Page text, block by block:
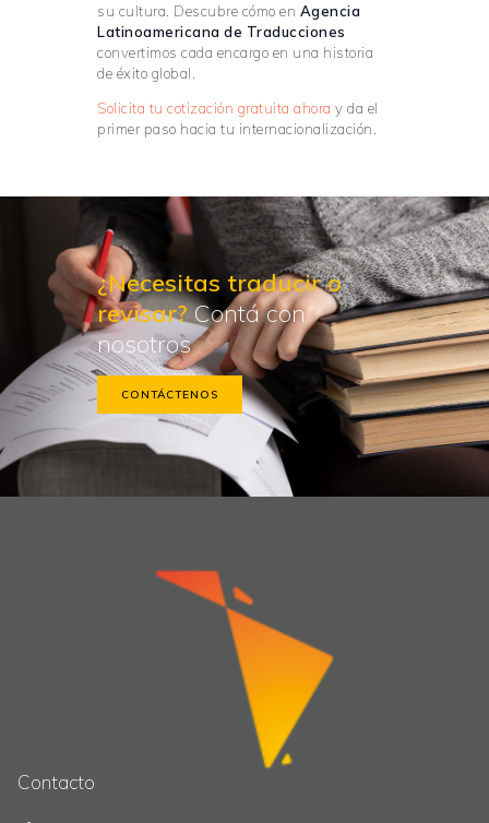
su cultura. Descubre cómo en Agencia
Latinoamericana de Traducciones
convertimos cada encargo en una historia
de éxito global.
Solicita tu cotización gratuita ahora y da el
primer paso hacia tu internacionalización.
¿Necesitas traduciro
revisar?Contá con
nosotros
CONTÁCTENOS
Contacto